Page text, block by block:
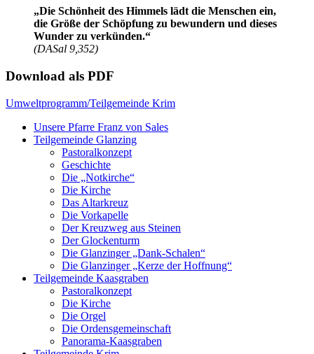
„Die Schönheit des Himmels lädt die Menschen ein,
die Größe der Schöpfung zu bewundern und dieses
Wunder zu verkünden.“
(DASal 9,352)
Download als PDF
Umweltprogramm/Teilgemeinde Krim
Unsere Pfarre Franz von Sales
Teilgemeinde Glanzing
Pastoralkonzept
Geschichte
Die „Notkirche“
Die Kirche
Das Altarkreuz
Die Vorkapelle
Der Kreuzweg aus Steinen
Der Glockenturm
Die Glanzinger „Dank-Schalen“
Die Glanzinger „Kerze der Hoffnung“
Teilgemeinde Kaasgraben
Pastoralkonzept
Die Kirche
Die Orgel
Die Ordensgemeinschaft
Panorama-Kaasgraben